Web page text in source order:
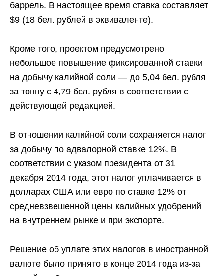
баррель. В настоящее время ставка составляет
$9 (18 бел. рублей в эквиваленте).
Кроме того, проектом предусмотрено
небольшое повышение фиксированной ставки
на добычу калийной соли — до 5,04 бел. рубля
за тонну с 4,79 бел. рубля в соответствии с
действующей редакцией.
В отношении калийной соли сохраняется налог
за добычу по адвалорной ставке 12%. В
соответствии с указом президента от 31
декабря 2014 года, этот налог уплачивается в
долларах США или евро по ставке 12% от
средневзвешенной цены калийных удобрений
на внутреннем рынке и при экспорте.
Решение об уплате этих налогов в иностранной
валюте было принято в конце 2014 года из-за